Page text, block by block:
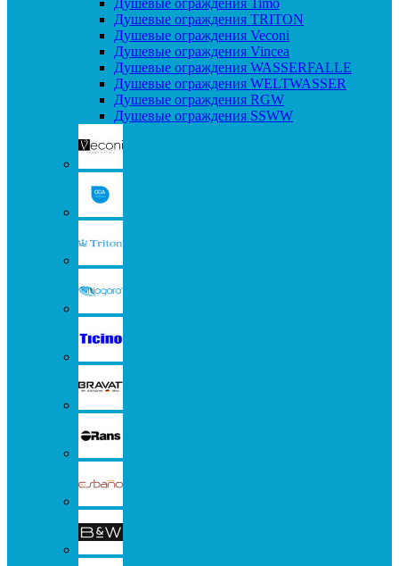
Душевые ограждения Timo
Душевые ограждения TRITON
Душевые ограждения Veconi
Душевые ограждения Vincea
Душевые ограждения WASSERFALLE
Душевые ограждения WELTWASSER
Душевые ограждения RGW
Душевые ограждения SSWW